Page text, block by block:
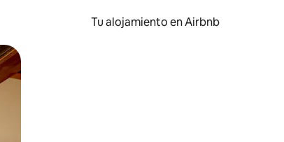
Tu alojamiento en Airbnb